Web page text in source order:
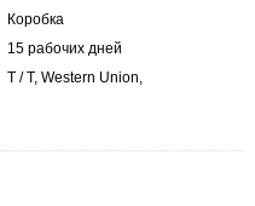
Коробка
15 рабочих дней
T / T, Western Union,